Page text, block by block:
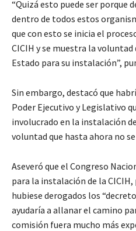
“Quizá esto puede ser porque
dentro de todos estos
que con esto se inicia el
CICIH y se muestra la voluntad
Estado para su instalación”,
Sin embargo, destacó que
Poder Ejecutivo y Legislativo
involucrado en la instalación
voluntad que hasta ahora no
Aseveró que el Congreso
para la instalación de la
hubiese derogados los
ayudaría a allanar el camino
comisión fuera mucho más